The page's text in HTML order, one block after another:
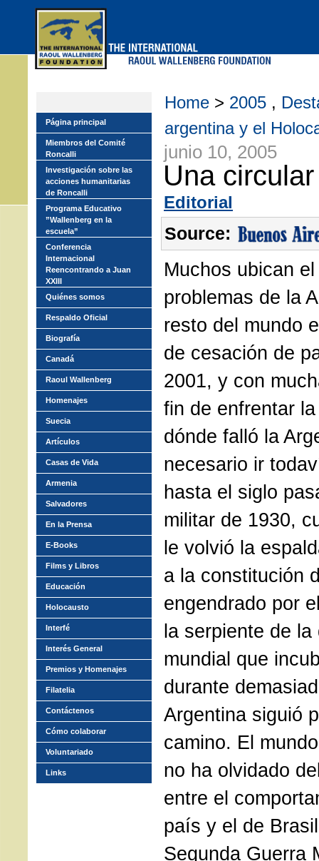
Home > 2005 ,
argentina y el
junio 10, 2005
Una
Editorial
Source:
Muchos ubican
problemas de la
resto del mundo
de cesación de
2001, y con
fin de enfrentar
dónde falló la
necesario ir
hasta el siglo
militar de 1930,
le volvió la
a la constitución
engendrado por
la serpiente de la
mundial que
durante
Argentina siguió
camino. El
no ha olvidado
entre el
país y el de
Segunda Guerra
Página principal
Miembros del Comité
Roncalli
Investigación sobre las
acciones humanitarias
de Roncalli
Programa Educativo
”Wallenberg en la
escuela”
Conferencia
Internacional
Reencontrando a Juan
XXIII
Quiénes somos
Respaldo Oficial
Biografía
Canadá
Raoul Wallenberg
Homenajes
Suecia
Artículos
Casas de Vida
Armenia
Salvadores
En la Prensa
E-Books
Films y Libros
Educación
Holocausto
Interfé
Interés General
Premios y Homenajes
Filatelia
Contáctenos
Cómo colaborar
Voluntariado
Links